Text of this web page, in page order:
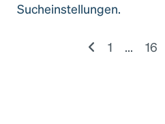
Sucheinstellungen.
1 ... 16